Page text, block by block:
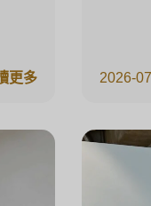
更多 2026-